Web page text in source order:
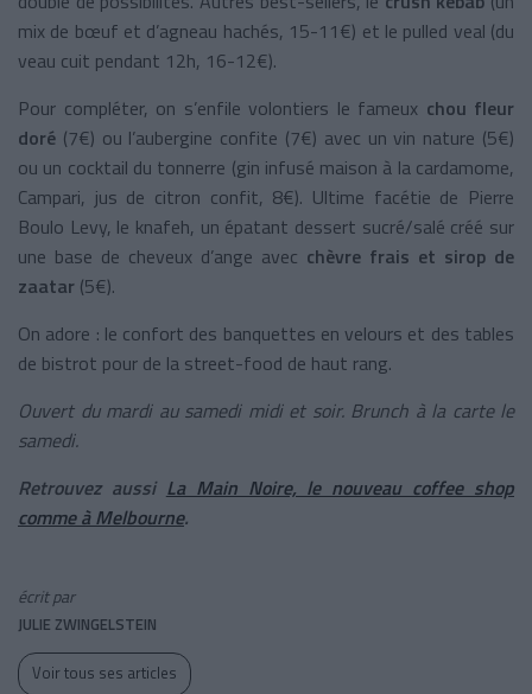
mix de bœuf et d’agneau hachés, 15-11€) et le pulled veal (du
veau cuit pendant 12h, 16-12€).
Pour compléter, on s’enfile volontiers le fameux chou fleur
doré (7€) ou l’aubergine confite (7€) avec un vin nature (5€)
ou un cocktail du tonnerre (gin infusé maison à la cardamome,
Campari, jus de citron confit, 8€). Ultime facétie de Pierre
Boulo Levy, le knafeh, un épatant dessert sucré/salé créé sur
une base de cheveux d’ange avec chèvre frais et sirop de
zaatar (5€).
On adore : le confort des banquettes en velours et des tables
de bistrot pour de la street-food de haut rang.
Ouvert du mardi au samedi midi et soir. Brunch à la carte le
samedi.
Retrouvez aussi La Main Noire, le nouveau coffee shop
comme à Melbourne.
écrit par
JULIE ZWINGELSTEIN
Voir tous ses articles